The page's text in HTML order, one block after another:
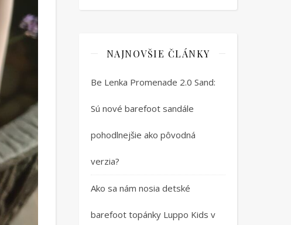
NAJNOVŠIE ČLÁNKY
Be Lenka Promenade 2.0 Sand:
Sú nové barefoot sandále
pohodlnejšie ako pôvodná
verzia?
Ako sa nám nosia detské
barefoot topánky Luppo Kids v